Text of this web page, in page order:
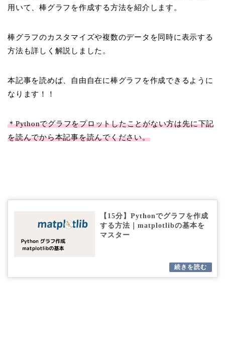
用いて、棒グラフを作成する方法を紹介します。
棒グラフのカスタマイズや複数のデータを同時に表示する
方法も詳しく解説しました。
本記事を読めば、自由自在に棒グラフを作成できるように
なります！！
＊Pythonでグラフをプロットしたことがない方は先に下記
を読んでから本記事を読んでください。
【15分】Pythonでグラフを作成
する方法｜matplotlibの基本を
マスター